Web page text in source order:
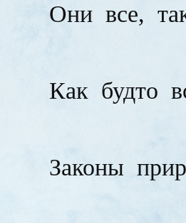
Они все,
Как будто
Законы